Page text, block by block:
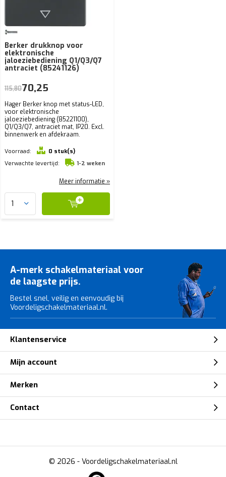
Berker drukknop voor
elektronische
jaloeziebediening Q1/Q3/Q7
antraciet (85241126)
Hager Berker knop met status-LED,
voor elektronische
jaloeziebediening (85221100),
Q1/Q3/Q7, antraciet mat, IP20. Excl.
binnenwerk en afdekraam.
Voorraad:
0 stuk(s)
Verwachte levertijd:
1-2 weken
115,8070,25
Meer informatie »
A-merk schakelmateriaal voor
de laagste prijs.
Bestel snel, veilig en eenvoudig bij
Voordeligschakelmateriaal.nl.
Klantenservice
Mijn account
Merken
Contact
© 2026 - Voordeligschakelmateriaal.nl